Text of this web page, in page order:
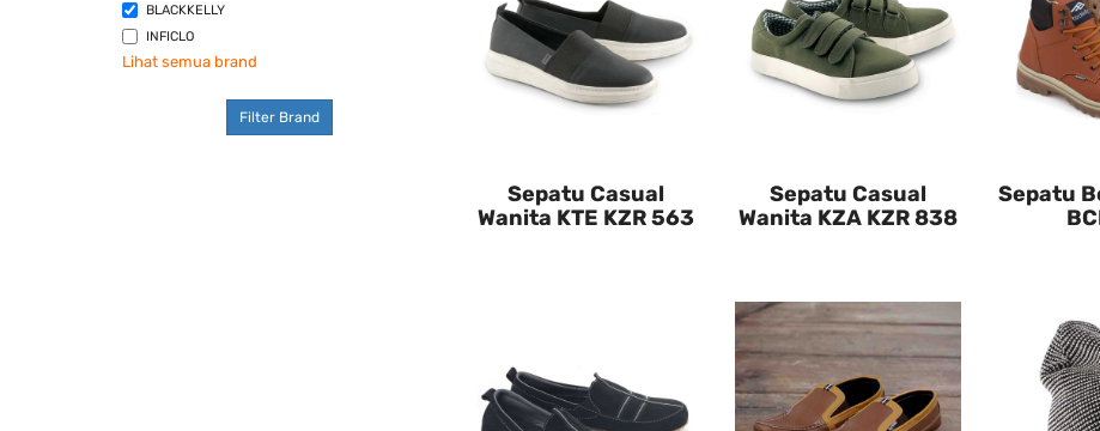
BLACKKELLY
INFICLO
Lihat semua brand
Filter Brand
Sepatu Casual
Wanita KTE KZR 563
Sepatu Casual
Wanita KZA KZR 838
Sepatu